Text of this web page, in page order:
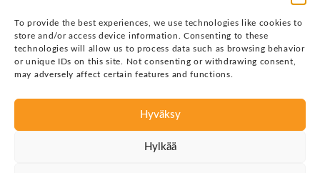
To provide the best experiences, we use technologies like cookies to
store and/or access device information. Consenting to these
technologies will allow us to process data such as browsing behavior
or unique IDs on this site. Not consenting or withdrawing consent,
may adversely affect certain features and functions.
Hyväksy
Hylkää
Tietosuojaseloste
Copyright © 2026 Justin Group Oy. Kaikki oikeudet